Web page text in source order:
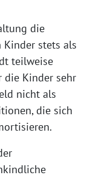
die
stets als
teilweise
die Kinder sehr
nicht als
die sich